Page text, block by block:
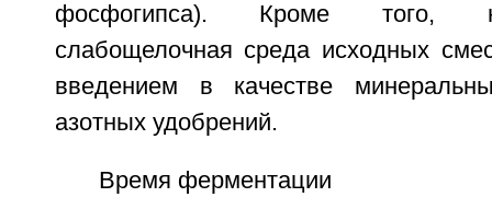
фосфогипса). Кроме того,
слабощелочная среда исходных
введением в качестве
азотных удобрений.
Время ферментации